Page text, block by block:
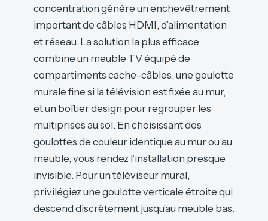
concentration génère un enchevêtrement
important de câbles HDMI, d’alimentation
et réseau. La solution la plus efficace
combine un meuble TV équipé de
compartiments cache-câbles, une goulotte
murale fine si la télévision est fixée au mur,
et un boîtier design pour regrouper les
multiprises au sol. En choisissant des
goulottes de couleur identique au mur ou au
meuble, vous rendez l’installation presque
invisible. Pour un téléviseur mural,
privilégiez une goulotte verticale étroite qui
descend discrètement jusqu’au meuble bas.